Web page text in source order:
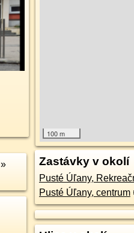
100 m
»
Zastávky v okolí
Pusté Úľany,
Pusté Úľany, centrum